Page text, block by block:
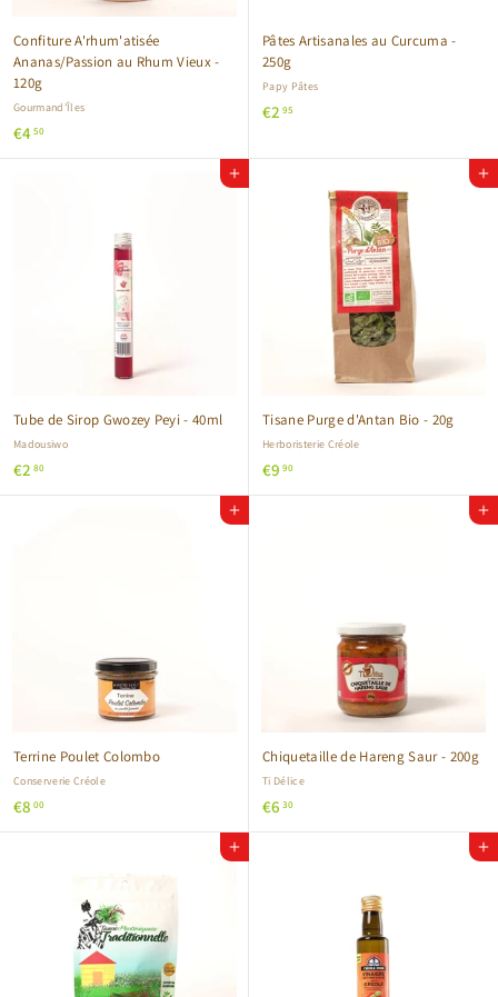
Confiture A'rhum'atisée
Ananas/Passion au Rhum Vieux -
120g
Gourmand'Îles
€450€
4
Pâtes Artisanales au Curcuma -
250g
Papy Pâtes
€2 95
,
Ajouter au panier
Tube de Sirop Gwozey Peyi - 40ml
Madousiwo
€2 80€
2
Ajouter au panier
Tisane Purge d'Antan Bio - 20g
Herboristerie Créole
€9 90€
9
Ajouter au panier
Terrine Poulet Colombo
Conserverie Créole
€8 00€
8
Ajouter au panier
Chiquetaille de Hareng Saur - 200g
Ti Délice
€6 30€
6
Ajouter au panier Ajouter au panier